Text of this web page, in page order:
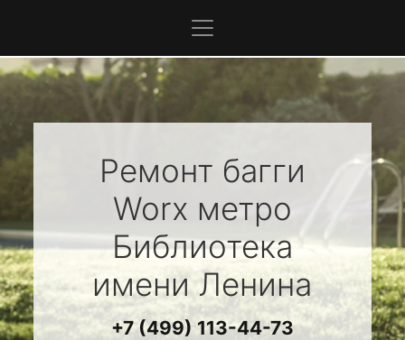
Ремонт багги
Worx метро
Библиотека
имени Ленина
+7 (499) 113-44-73